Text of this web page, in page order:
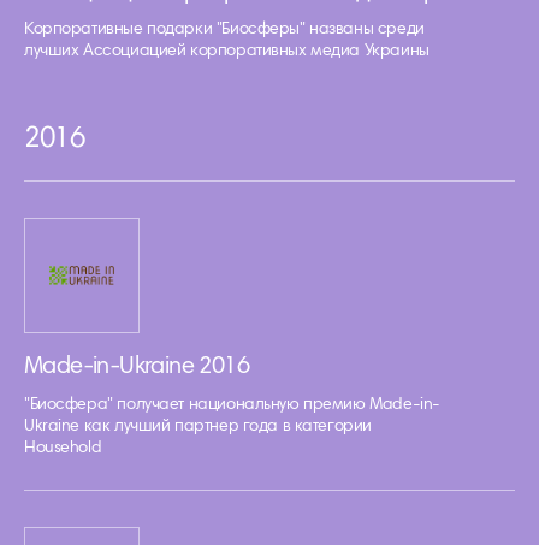
Корпоративные подарки "Биосферы" названы среди
лучших Ассоциацией корпоративных медиа Украины
2016
Made-in-Ukraine 2016
"Биосфера" получает национальную премию Made-in-
Ukraine как лучший партнер года в категории
Household